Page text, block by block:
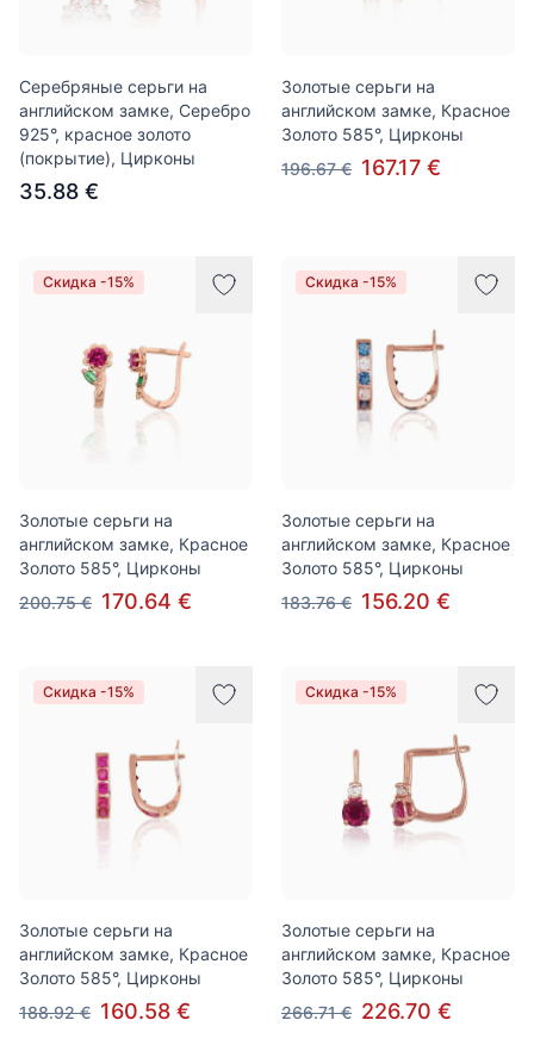
Серебряные серьги на
английском замке, Серебро
925°, красное золото
(покрытие), Цирконы
35.88 €
Золотые серьги на
английском замке, Красное
Золото 585°, Цирконы
196.67 € 167.17 €
Скидка -15%
Золотые серьги на
английском замке, Красное
Золото 585°, Цирконы
200.75 € 170.64 €
Скидка -15%
Золотые серьги на
английском замке, Красное
Золото 585°, Цирконы
183.76 € 156.20 €
Скидка -15%
Золотые серьги на
английском замке, Красное
Золото 585°, Цирконы
188.92 € 160.58 €
Скидка -15%
Золотые серьги на
английском замке, Красное
Золото 585°, Цирконы
266.71 € 226.70 €